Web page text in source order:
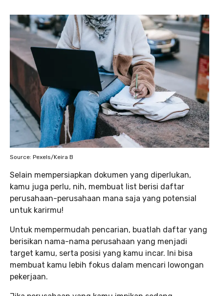
Source: Pexels/Keira B
Selain mempersiapkan dokumen yang diperlukan,
kamu juga perlu, nih, membuat list berisi daftar
perusahaan-perusahaan mana saja yang potensial
untuk karirmu!
Untuk mempermudah pencarian, buatlah daftar yang
berisikan nama-nama perusahaan yang menjadi
target kamu, serta posisi yang kamu incar. Ini bisa
membuat kamu lebih fokus dalam mencari lowongan
pekerjaan.